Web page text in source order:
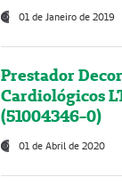
01 de Janeiro de 2019
Prestador
Cardiológicos
(51004346-0)
01 de Abril de 2020